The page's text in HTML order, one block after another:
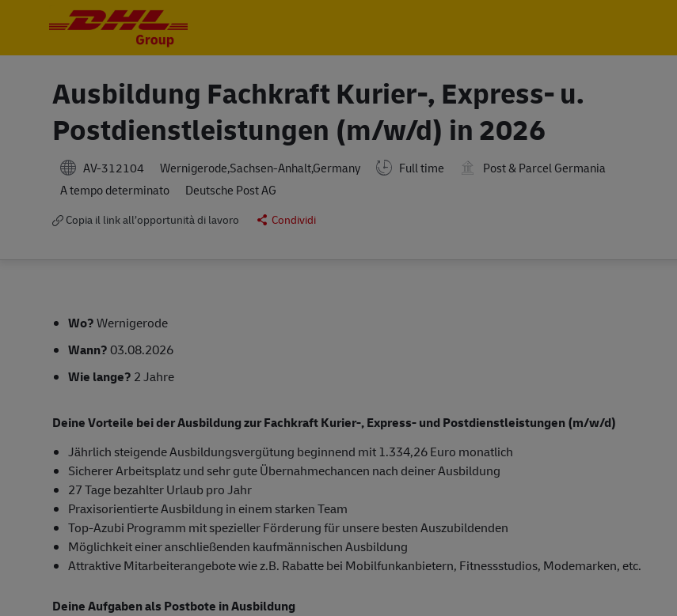
Ausbildung Fachkraft Kurier-, Express- u.
Postdienstleistungen (m/w/d) in 2026
AV-312104 Wernigerode,Sachsen-Anhalt,Germany Full time
Post & Parcel Germania
A tempo determinato
Deutsche Post AG
Copia il link all’opportunità di lavoro Condividi
Wo?Wernigerode
Wann?03.08.2026
Wie lange? 2 Jahre
Deine Vorteile bei der Ausbildung zur Fachkraft Kurier-, Express- und Postdienstleistungen (m/w/d)
Jährlich steigende Ausbildungsvergütung beginnend mit 1.334,26 Euro monatlich
Sicherer Arbeitsplatz und sehr gute Übernahmechancen nach deiner Ausbildung
27 Tage bezahlter Urlaub pro Jahr
Praxisorientierte Ausbildung in einem starken Team
Top-Azubi Programm mit spezieller Förderung für unsere besten Auszubildenden
Möglichkeit einer anschließenden kaufmännischen Ausbildung
Attraktive Mitarbeiterangebote wie z.B. Rabatte bei Mobilfunkanbietern, Fitnessstudios, Modemarken, etc.
Deine Aufgaben als Postbote in Ausbildung